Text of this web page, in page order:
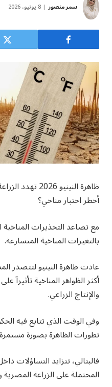
سمر منصور 8 يونيو، 2026
ظاهرة النينيو
أخطر اختبار مناخي؟
مع تصاعد التحذيرات المناخية
بالتغيرات المناخية المتسارعة.
عادت ظاهرة النينيو لتتصدر
أكثر الظواهر المناخية تأثيرآ
والإنتاج الزراعي.
وفي الوقت الذي تتابع فيه
تطورات الظاهرة بصورة
فالبتالي، تتزايد التساؤلات
المحتملة على الزراعة المصرية